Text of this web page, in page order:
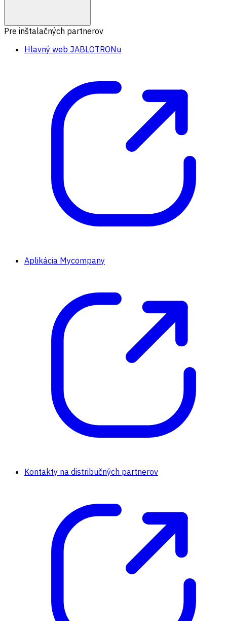
Pre inštalačných partnerov
Hlavný web JABLOTRONu
Aplikácia Mycompany
Kontakty na distribučných partnerov